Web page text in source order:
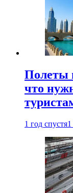
Полеты
что
1 год спустя